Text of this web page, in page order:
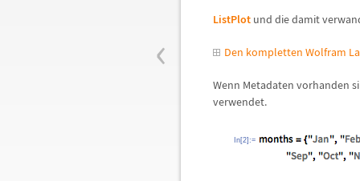
‹
ListPlot und die damit
Den kompletten Wolfram
Wenn Metadaten vorhanden
verwendet.
In[2]:=